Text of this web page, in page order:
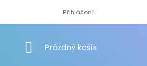
Přihlášení
NÁKUPNÍ KOŠÍK
Prázdný košík